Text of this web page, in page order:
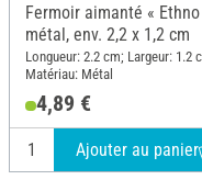
Fermoir aimanté « Ethno
métal, env. 2,2 x 1,2 cm
Longueur: 2.2 cm; Largeur: 1.2
Matériau: Métal
4,89 €
Ajouter au panier